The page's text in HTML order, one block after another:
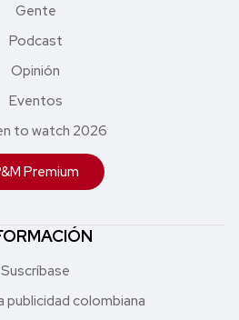
Gente
Podcast
Opinión
Eventos
to watch 2026
Premium
Suscríbase
publicidad colombiana